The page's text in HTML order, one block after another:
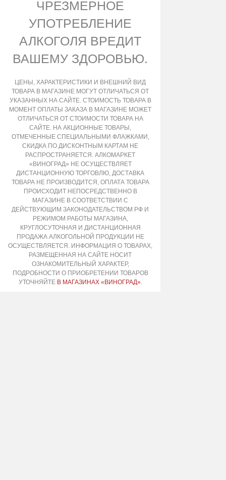
ЧРЕЗМЕРНОЕ
УПОТРЕБЛЕНИЕ
АЛКОГОЛЯ ВРЕДИТ
ВАШЕМУ ЗДОРОВЬЮ.
ЦЕНЫ, ХАРАКТЕРИСТИКИ И ВНЕШНИЙ ВИД
ТОВАРА В МАГАЗИНЕ МОГУТ ОТЛИЧАТЬСЯ ОТ
УКАЗАННЫХ НА САЙТЕ. СТОИМОСТЬ ТОВАРА В
МОМЕНТ ОПЛАТЫ ЗАКАЗА В МАГАЗИНЕ МОЖЕТ
ОТЛИЧАТЬСЯ ОТ СТОИМОСТИ ТОВАРА НА
САЙТЕ. НА АКЦИОННЫЕ ТОВАРЫ,
ОТМЕЧЕННЫЕ СПЕЦИАЛЬНЫМИ ФЛАЖКАМИ,
СКИДКА ПО ДИСКОНТНЫМ КАРТАМ НЕ
РАСПРОСТРАНЯЕТСЯ. АЛКОМАРКЕТ
«ВИНОГРАД» НЕ ОСУЩЕСТВЛЯЕТ
ДИСТАНЦИОННУЮ ТОРГОВЛЮ, ДОСТАВКА
ТОВАРА НЕ ПРОИЗВОДИТСЯ, ОПЛАТА ТОВАРА
ПРОИСХОДИТ НЕПОСРЕДСТВЕННО В
МАГАЗИНЕ В СООТВЕТСТВИИ С
ДЕЙСТВУЮЩИМ ЗАКОНОДАТЕЛЬСТВОМ РФ И
РЕЖИМОМ РАБОТЫ МАГАЗИНА,
КРУГЛОСУТОЧНАЯ И ДИСТАНЦИОННАЯ
ПРОДАЖА АЛКОГОЛЬНОЙ ПРОДУКЦИИ НЕ
ОСУЩЕСТВЛЯЕТСЯ. ИНФОРМАЦИЯ О ТОВАРАХ,
РАЗМЕЩЕННАЯ НА САЙТЕ НОСИТ
ОЗНАКОМИТЕЛЬНЫЙ ХАРАКТЕР,
ПОДРОБНОСТИ О ПРИОБРЕТЕНИИ ТОВАРОВ
УТОЧНЯЙТЕ В МАГАЗИНАХ «ВИНОГРАД».